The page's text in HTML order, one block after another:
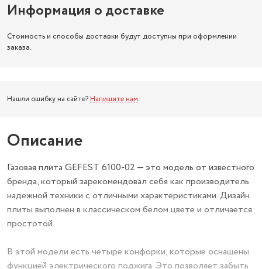
Информация о доставке
Стоимость и способы доставки будут доступны при оформлении
заказа.
Нашли ошибку на сайте? Напишите нам.
Описание
Газовая плита GEFEST 6100-02 — это модель от известного
бренда, который зарекомендовал себя как производитель
надежной техники с отличными характеристиками. Дизайн
плиты выполнен в классическом белом цвете и отличается
простотой.
В этой модели есть четыре конфорки, которые оснащены
функцией электрического поджига. Это позволяет забыть